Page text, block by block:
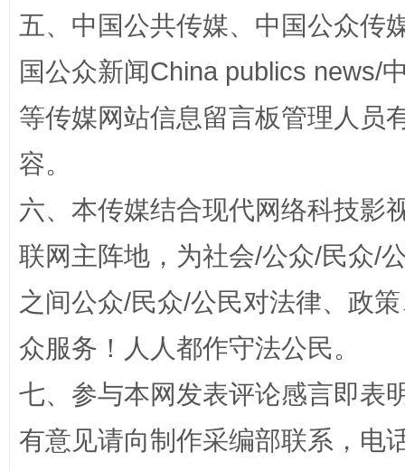
完善运行机制助力责任有效落实 一纸欠
五、中国公共传媒、中国公众传
国公众新闻China publics news/
等传媒网站信息留言板管理人员
容。
六、本传媒结合现代网络科技影
联网主阵地，为社会/公众/民众/
之间公众/民众/公民对法律、政
众服务！人人都作守法公民。
七、参与本网发表评论感言即表
有意见请向制作采编部联系，电